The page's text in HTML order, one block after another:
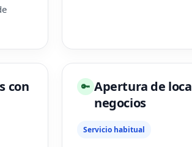
con
🔑 Apertura de
negocios
Servicio habitual